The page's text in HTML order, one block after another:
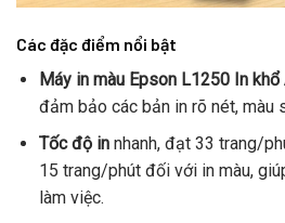
Các đặc điểm nổi bật
Máy in màu Epson L1250 In khổ
đảm bảo các bản in rõ nét, màu
Tốc độ innhanh, đạt 33 trang/
15 trang/phút đối với in màu,
làm việc.